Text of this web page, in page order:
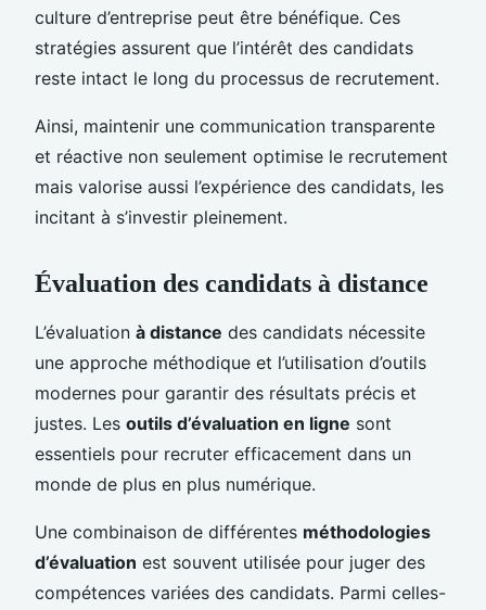
culture d’entreprise peut être bénéfique. Ces
stratégies assurent que l’intérêt des candidats
reste intact le long du processus de recrutement.
Ainsi, maintenir une communication transparente
et réactive non seulement optimise le recrutement
mais valorise aussi l’expérience des candidats, les
incitant à s’investir pleinement.
Évaluation des candidats à distance
L’évaluation à distance des candidats nécessite
une approche méthodique et l’utilisation d’outils
modernes pour garantir des résultats précis et
justes. Les outils d’évaluation en ligne sont
essentiels pour recruter efficacement dans un
monde de plus en plus numérique.
Une combinaison de différentes méthodologies
d’évaluation est souvent utilisée pour juger des
compétences variées des candidats. Parmi celles-